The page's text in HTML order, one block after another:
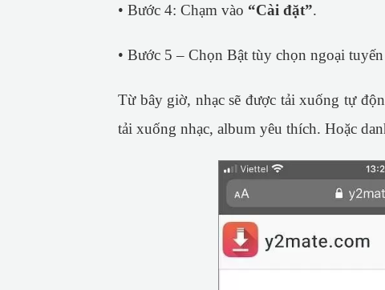
• Bước 4: Chạm vào “Cài đặt”.
• Bước 5 – Chọn Bật tùy chọn ngoại
Từ bây giờ, nhạc sẽ được tải xuống tự
tải xuống nhạc, album yêu thích. Hoặc